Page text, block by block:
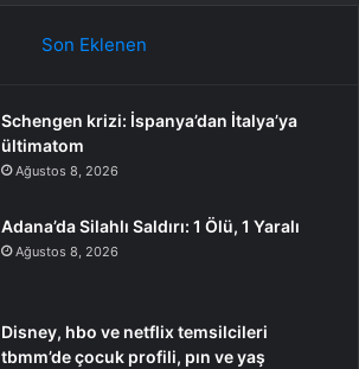
Son Eklenen
Schengen krizi: İspanya’dan İtalya’ya
ültimatom
Ağustos 8, 2026
Adana’da Silahlı Saldırı: 1 Ölü, 1 Yaralı
Ağustos 8, 2026
Disney, hbo ve netflix temsilcileri
tbmm’de çocuk profili, pın ve yaş